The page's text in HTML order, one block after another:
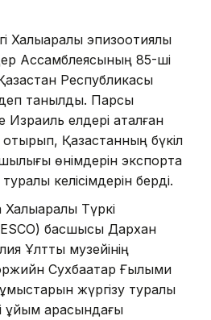
Халықаралық эпизоотиялық
Ассамблеясының 85-ші
Республикасы
деп танылды. Парсы
елдері аталған
отырып, Қазақстанның бүкіл
өнімдерін экспортқа
келісімдерін берді.
Түркі
басшысы Дархан
Ұлттық музейінің
Сухбаатар Ғылыми
жүргізу туралы
ұйым арасындағы